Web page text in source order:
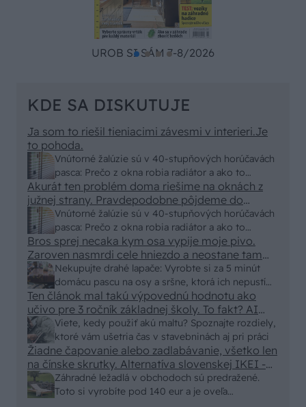
UROB SI SÁM 7-8/2026
KDE SA DISKUTUJE
Vnútorné žalúzie sú v 40-stupňových horúčavách
pasca: Prečo z okna robia radiátor a ako to
vyriešiť za pár eur?
Ja som to riešil tieniacimi závesmi v interieri.Je
to pohoda.
Vnútorné žalúzie sú v 40-stupňových horúčavách
pasca: Prečo z okna robia radiátor a ako to
vyriešiť za pár eur?
Akurát ten problém doma riešime na oknách z
južnej strany. Pravdepodobne pôjdeme do
vonkajšieho tienenia na spôsob markízy
250x150cm. Čínsky predajcovia idú okolo 100
eur kus.
Nekupujte drahé lapače: Vyrobte si za 5 minút
domácu pascu na osy a sršne, ktorá ich nepustí
von
Bros sprej necaka kym osa vypije moje pivo.
Zaroven nasmrdi cele hniezdo a neostane tam
nic zive. Vasa pasca naucinke moc efektivne.
Skor pritiahne slimaky
Viete, kedy použiť akú maltu? Spoznajte rozdiely,
ktoré vám ušetria čas v stavebninách aj pri práci
Ten článok mal takú výpovednú hodnotu ako
učivo pre 3 ročník základnej školy. To fakt? AI
alebo nejaka kniha z VŠ? Dnešné rychlotvrdnuce
malty - pevnosť 40 Mpa a doba schnutia tak 15
minut , k tomu vodotesné s kryštálikou. A rozdiel
- schnutie a zretie. Nič?
Záhradné ležadlá v obchodoch sú predražené.
Toto si vyrobíte pod 140 eur a je oveľa
Žiadne čapovanie alebo zadlabávanie, všetko len
na čínske skrutky. Alternatíva slovenskej IKEI -
čo sa týka pevnosti. Autor si nedal veľa námahy s
remeselným spracovaním, škoda. No lepšie než